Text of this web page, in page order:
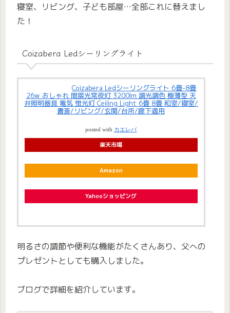
寝室、リビング、子ども部屋…全部これに替えまし
た！
Coizabera Ledシーリングライト
Coizabera Ledシーリングライト 6畳-8畳
26w おしゃれ 間接光常夜灯 3200lm 調光調色 極薄型 天
井照明器具 電気 蛍光灯 Ceiling Light 6畳 8畳 和室/寝室/
書斎/リビング/玄関/台所/廊下適用
posted with カエレバ
楽天市場
Amazon
Yahooショッピング
明るさの調節や便利な機能がたくさんあり、父への
プレゼントとしても購入しました。
ブログで詳細を紹介しています。